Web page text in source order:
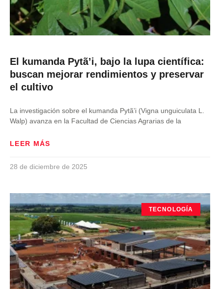
El kumanda Pytã’i, bajo la lupa científica:
buscan mejorar rendimientos y preservar
el cultivo
La investigación sobre el kumanda Pytã’i (Vigna unguiculata L.
Walp) avanza en la Facultad de Ciencias Agrarias de la
LEER MÁS
28 de diciembre de 2025
TECNOLOGÍA